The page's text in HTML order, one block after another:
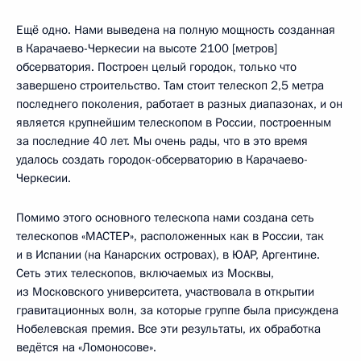
Ещё одно. Нами выведена на полную мощность созданная
в Карачаево-Черкесии на высоте 2100 [метров]
обсерватория. Построен целый городок, только что
завершено строительство. Там стоит телескоп 2,5 метра
последнего поколения, работает в разных диапазонах, и он
является крупнейшим телескопом в России, построенным
за последние 40 лет. Мы очень рады, что в это время
удалось создать городок-обсерваторию в Карачаево-
Черкесии.
Помимо этого основного телескопа нами создана сеть
телескопов «МАСТЕР», расположенных как в России, так
и в Испании (на Канарских островах), в ЮАР, Аргентине.
Сеть этих телескопов, включаемых из Москвы,
из Московского университета, участвовала в открытии
гравитационных волн, за которые группе была присуждена
Нобелевская премия. Все эти результаты, их обработка
ведётся на «Ломоносове».